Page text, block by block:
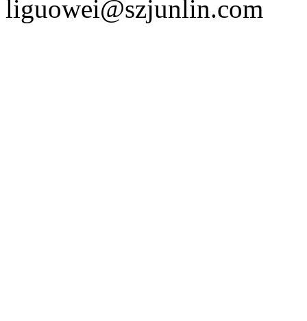
liguowei@szjunlin.com